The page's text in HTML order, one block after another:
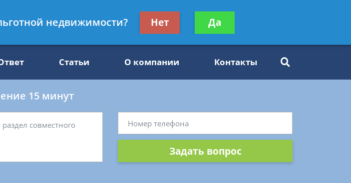
Получите консультацию
бесплатно
Задать вопрос
Статьи О компании Контакты
15 минут
Задать вопрос
недвижимости? Нет Да